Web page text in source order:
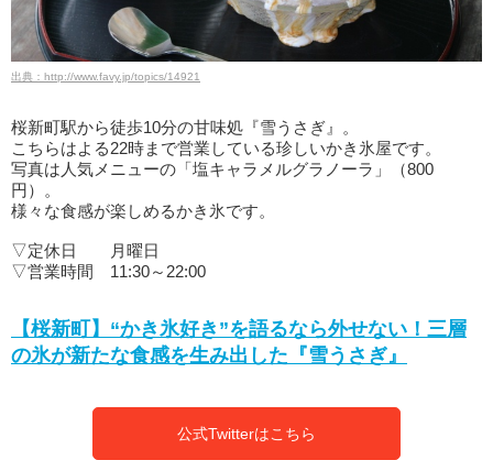
出典：http://www.favy.jp/topics/14921
桜新町駅から徒歩10分の甘味処『雪うさぎ』。
こちらはよる22時まで営業している珍しいかき氷屋です。
写真は人気メニューの「塩キャラメルグラノーラ」（800
円）。
様々な食感が楽しめるかき氷です。
▽定休日 月曜日
▽営業時間 11:30～22:00
【桜新町】“かき氷好き”を語るなら外せない！三層
の氷が新たな食感を生み出した『雪うさぎ』
公式Twitterはこちら